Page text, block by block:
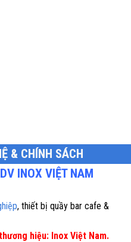
& CHÍNH SÁCH
INOX VIỆT NAM
, thiết bị quầy bar cafe &
hiệu: Inox Việt Nam.